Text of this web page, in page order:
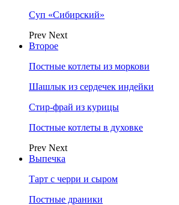
Суп «Сибирский»
Prev Next
Второе
Постные котлеты из моркови
Шашлык из сердечек индейки
Стир-фрай из курицы
Постные котлеты в духовке
Prev Next
Выпечка
Тарт с черри и сыром
Постные драники